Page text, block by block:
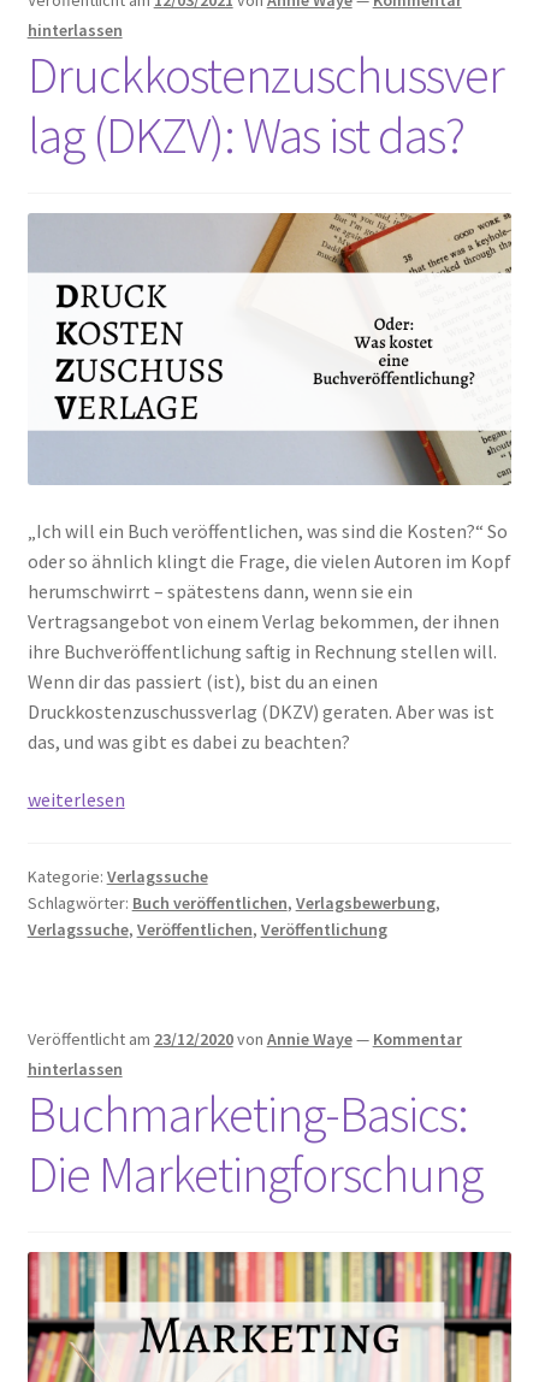
Extras
Termine
hinterlassen
Druckkostenzuschussver
lag (DKZV): Was ist das?
„Ich will ein Buch veröffentlichen, was sind die Kosten?“ So
oder so ähnlich klingt die Frage, die vielen Autoren im Kopf
herumschwirrt – spätestens dann, wenn sie ein
Vertragsangebot von einem Verlag bekommen, der ihnen
ihre Buchveröffentlichung saftig in Rechnung stellen will.
Wenn dir das passiert (ist), bist du an einen
Druckkostenzuschussverlag (DKZV) geraten. Aber was ist
das, und was gibt es dabei zu beachten?
Druckkostenzuschussverlag
ist
das?
weiterlesen
Kategorie: Verlagssuche
Schlagwörter: Buch veröffentlichen, Verlagsbewerbung,
Verlagssuche, Veröffentlichen, Veröffentlichung
Veröffentlicht am 23/12/2020von Annie Waye— Kommentar
hinterlassen
Buchmarketing-Basics:
Die Marketingforschung